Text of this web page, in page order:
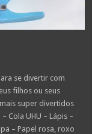
se divertir com
filhos ou seus
super divertidos
Cola UHU – Lápis –
– Papel rosa, roxo